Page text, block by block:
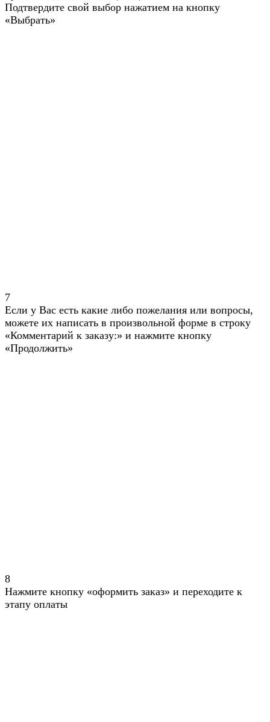
Подтвердите свой выбор нажатием на кнопку
«Выбрать»
7
Если у Вас есть какие либо пожелания или вопросы,
можете их написать в произвольной форме в строку
«Комментарий к заказу:» и нажмите кнопку
«Продолжить»
8
Нажмите кнопку «оформить заказ» и переходите к
этапу оплаты